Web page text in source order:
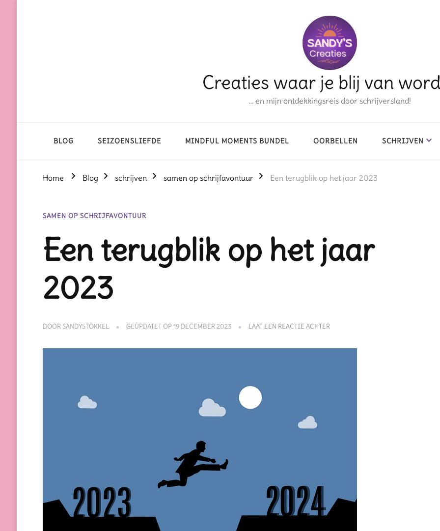
Creaties waar je blij van
… en mijn ontdekkingsreis door schrijversland!
BLOG SEIZOENSLIEFDE MINDFUL MOMENTS BUNDEL OORBELLEN SCHRIJVEN
Home Blog schrijven samen op schrijfavontuur Een terugblik op het jaar 2023
SAMEN OP SCHRIJFAVONTUUR
Een terugblik op het jaar
2023
DOORSANDYSTOKKEL GEÜPDATET OP19 DECEMBER 2023 LAAT EEN REACTIE ACHTEROP